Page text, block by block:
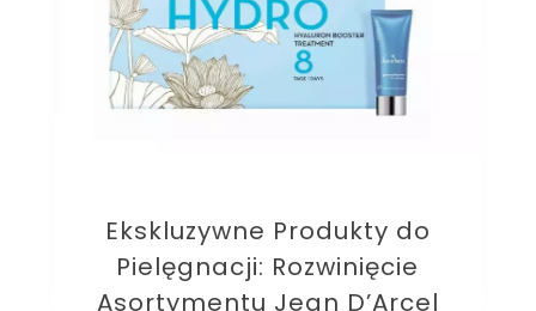
Ekskluzywne Produkty do
Pielęgnacji: Rozwinięcie
Asortymentu Jean D’Arcel